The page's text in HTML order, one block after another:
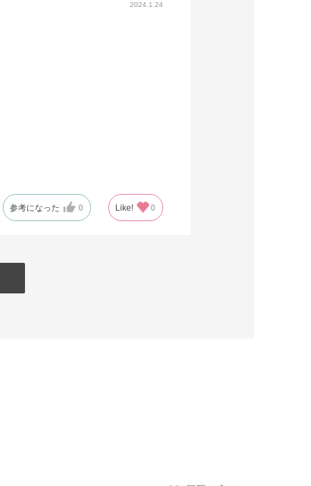
2024.1.24
参考になった 0 Like! 0